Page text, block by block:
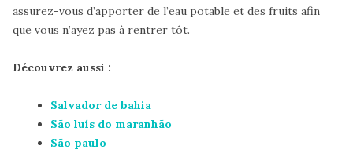
assurez-vous d’apporter de l’eau potable et des fruits afin
que vous n’ayez pas à rentrer tôt.
Découvrez aussi :
Salvador de bahia
São luís do maranhão
São paulo